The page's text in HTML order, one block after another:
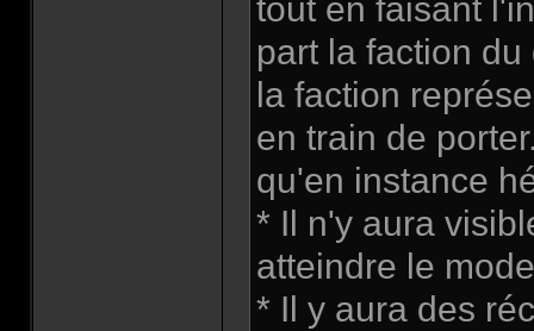
tout en faisant
part la faction
la faction
en train de
qu'en instance
* Il n'y aura
atteindre le
* Il y aura des